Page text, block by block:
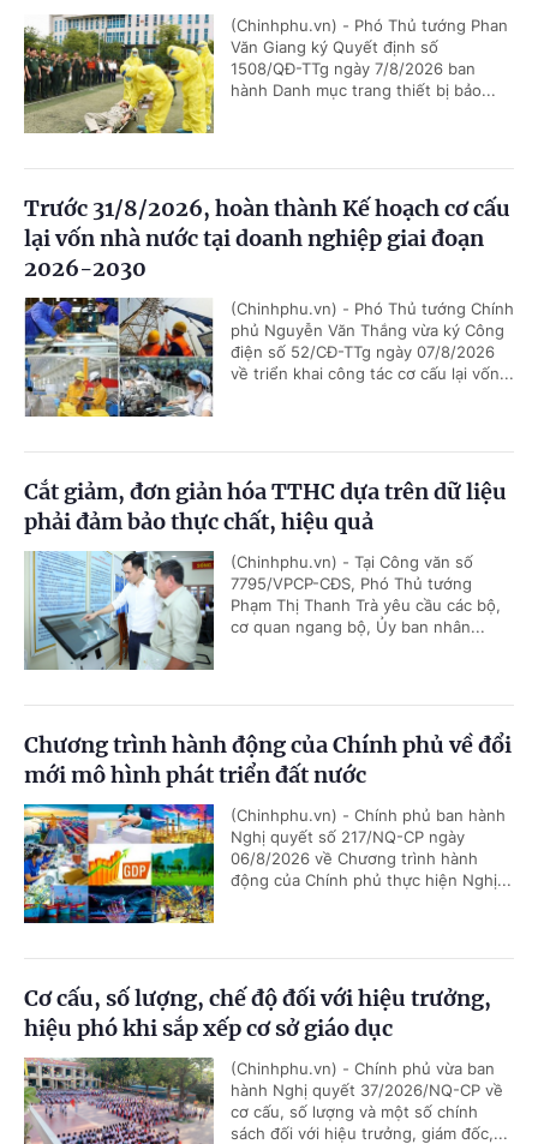
(Chinhphu.vn) - Phó Thủ tướng Phan
Văn Giang ký Quyết định số
1508/QĐ-TTg ngày 7/8/2026 ban
hành Danh mục trang thiết bị bảo...
Trước 31/8/2026, hoàn thành Kế hoạch cơ cấu
lại vốn nhà nước tại doanh nghiệp giai đoạn
2026-2030
(Chinhphu.vn) - Phó Thủ tướng Chính
phủ Nguyễn Văn Thắng vừa ký Công
điện số 52/CĐ-TTg ngày 07/8/2026
về triển khai công tác cơ cấu lại vốn...
Cắt giảm, đơn giản hóa TTHC dựa trên dữ liệu
phải đảm bảo thực chất, hiệu quả
(Chinhphu.vn) - Tại Công văn số
7795/VPCP-CĐS, Phó Thủ tướng
Phạm Thị Thanh Trà yêu cầu các bộ,
cơ quan ngang bộ, Ủy ban nhân...
Chương trình hành động của Chính phủ về đổi
mới mô hình phát triển đất nước
(Chinhphu.vn) - Chính phủ ban hành
Nghị quyết số 217/NQ-CP ngày
06/8/2026 về Chương trình hành
động của Chính phủ thực hiện Nghị...
Cơ cấu, số lượng, chế độ đối với hiệu trưởng,
hiệu phó khi sắp xếp cơ sở giáo dục
(Chinhphu.vn) - Chính phủ vừa ban
hành Nghị quyết 37/2026/NQ-CP về
cơ cấu, số lượng và một số chính
sách đối với hiệu trưởng, giám đốc,...